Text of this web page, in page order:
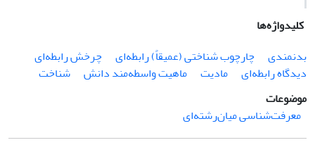
کلیدواژه‌ها
بدنمندی
چارچوب شناختی (عمیقاً) رابطه‌ای
چرخش رابطه‌ای
دیدگاه رابطه‌ای
مادیت ماهیت واسطه‌مند دانش
شناخت
موضوعات
معرفت‌شناسی میان‌رشته‌ای